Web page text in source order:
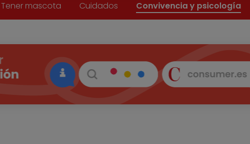
Tener mascota Cuidados Convivencia y psicología